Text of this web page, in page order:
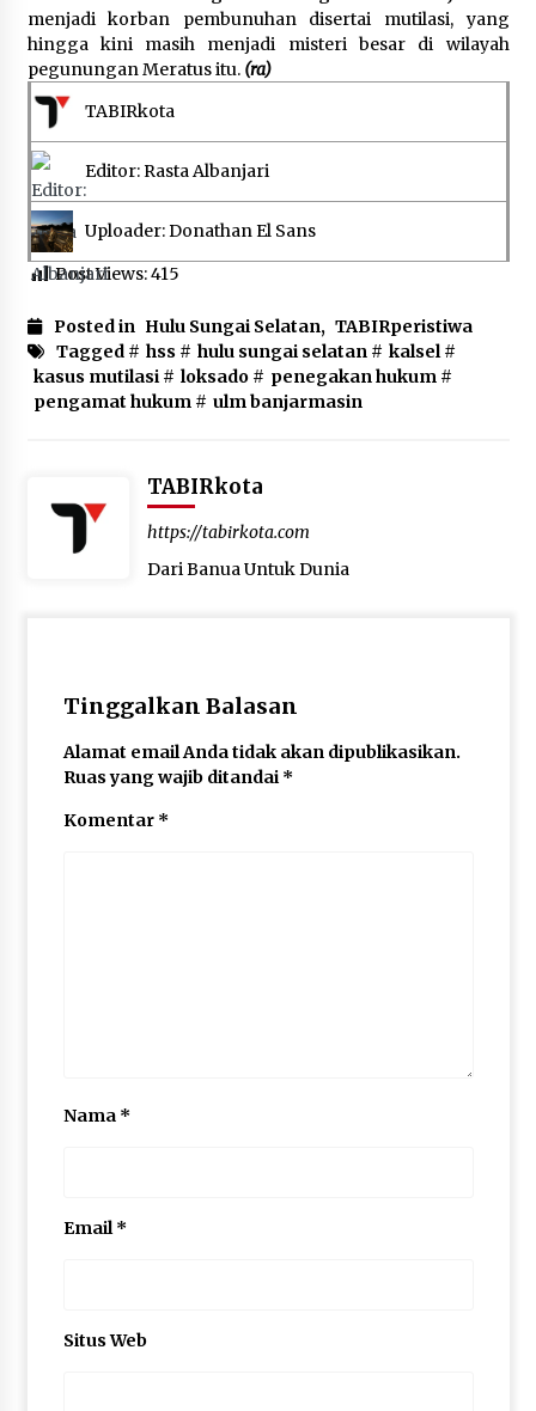
menjadi korban pembunuhan disertai mutilasi, yang
hingga kini masih menjadi misteri besar di wilayah
pegunungan Meratus itu. (ra)
TABIRkota
Editor: Rasta Albanjari
Uploader: Donathan El Sans
Post Views:415
Posted in Hulu Sungai Selatan, TABIRperistiwa
Tagged # hss # hulu sungai selatan # kalsel#
kasus mutilasi# loksado# penegakan hukum #
pengamat hukum # ulm banjarmasin
TABIRkota
https://tabirkota.com
Dari Banua Untuk Dunia
Tinggalkan Balasan
Alamat email Anda tidak akan dipublikasikan.
Ruas yang wajib ditandai *
Komentar *
Nama *
Email *
Situs Web